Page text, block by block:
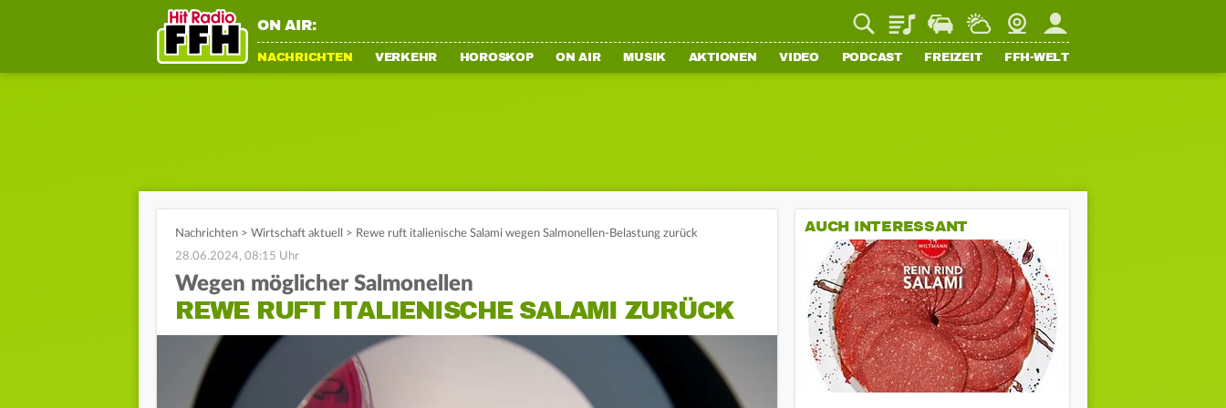
ON AIR: PlaylistStaupilotWetterWebcamMein FFH
NACHRICHTEN VERKEHR HOROSKOP ON AIR MUSIK AKTIONEN VIDEO PODCAST FREIZEIT FFH-WELT
Nachrichten > Wirtschaft aktuell > Rewe ruft italienische Salami wegen Salmonellen-Belastung zurück
28.06.2024, 08:15 Uhr
Wegen möglicher Salmonellen
REWE RUFT ITALIENISCHE SALAMI ZURÜCK
AUCH INTERESSANT